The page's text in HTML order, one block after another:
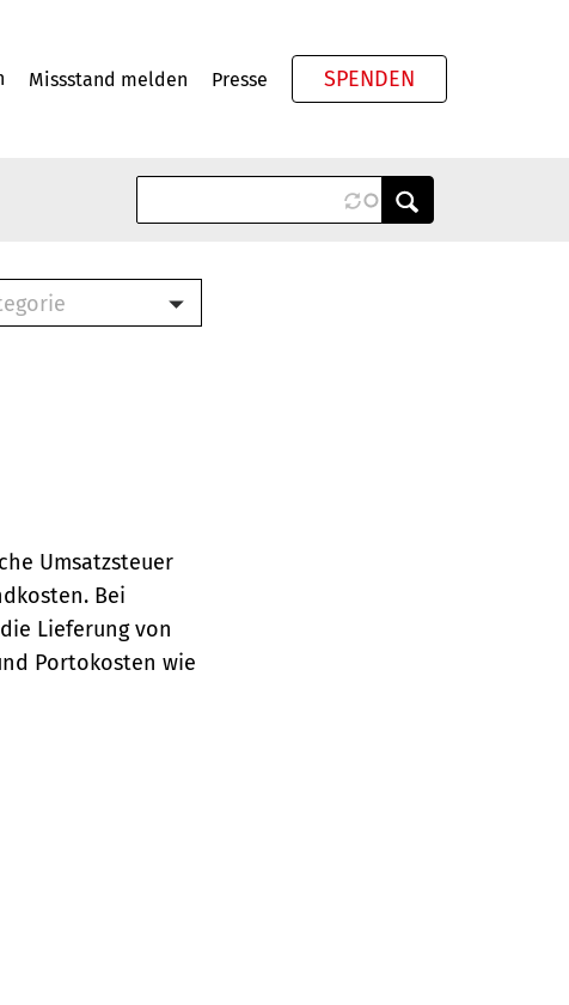
Missstand melden Presse SPENDEN
Umsatzsteuer
Bei
Lieferung von
Portokosten wie